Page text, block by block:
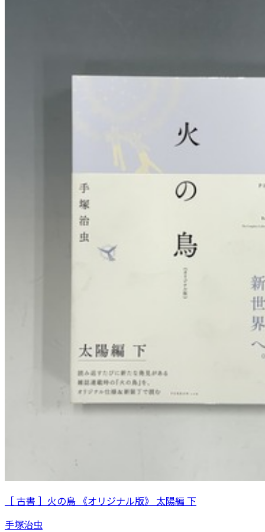
［ 古書 ］火の鳥 《オリジナル版》 太陽編 下
手塚治虫